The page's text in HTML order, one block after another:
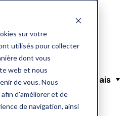
sur votre
utilisés pour collecter
dont vous
web et nous
de vous. Nous
d'améliorer et de
de navigation, ainsi
Français